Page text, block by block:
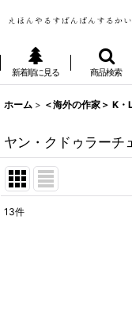
新着順に見る 商品検索
ホーム > ＜海外の作家＞ K・
ヤン・クドゥラーチ
13件